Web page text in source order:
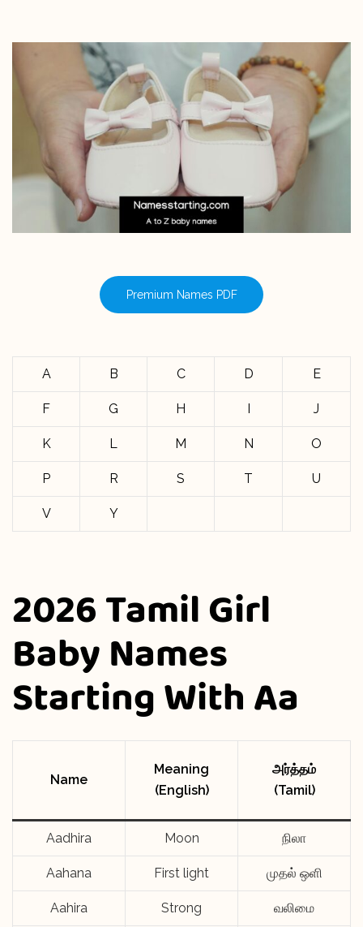
Premium Names PDF
A B C D E
F G H I J
K L M N O
P R S T U
V Y
2026 Tamil Girl
Baby Names
Starting With Aa
Name
Meaning
(English)
அர்த்தம்
(Tamil)
Aadhira Moon நிலா
Aahana First light முதல் ஒளி
Aahira Strong வலிமை